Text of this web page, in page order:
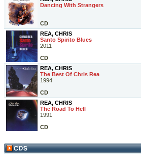
Dancing With Strangers
CD
REA, CHRIS
Santo Spirito Blues
2011
CD
REA, CHRIS
The Best Of Chris Rea
1994
CD
REA, CHRIS
The Road To Hell
1991
CD